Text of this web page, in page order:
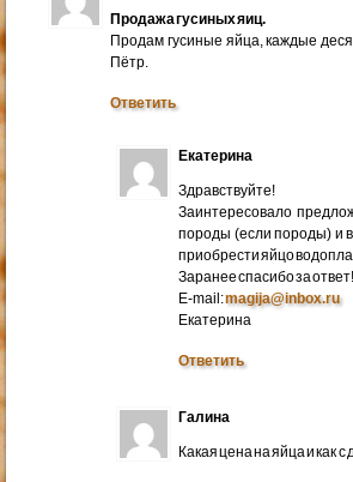
Продажа гусиных яиц.
Продам гусиные яйца, каждые
Пётр.
Ответить
Екатерина
Здравствуйте!
Заинтересовало
породы (если породы) и
приобрести яйцо
Заранее спасибо за ответ!
E-mail:magija@inbox.ru
Екатерина
Ответить
Галина
Какая цена на яйца и как